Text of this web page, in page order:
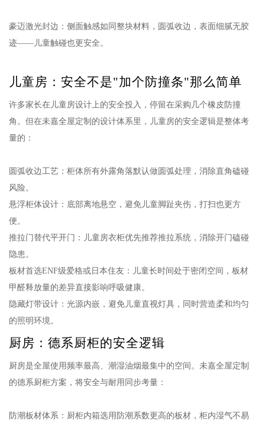
豪迈激光封边：侧面触感如同整块材料，圆弧收边，表面细腻无胶
迹——儿童触碰也更安全。
儿童房：安全不是"加个防撞条"那么简单
许多家长在儿童房设计上的安全投入，停留在采购几个橡皮防撞
角。但在未嘉全屋定制的设计体系里，儿童房的安全逻辑是整体考
量的：
圆弧收边工艺：柜体所有外露角落默认做圆弧处理，消除直角磕碰
风险。
悬浮柜体设计：底部离地悬空，避免儿童脚趾夹伤，打扫也更方
便。
推拉门替代平开门：儿童房衣柜优先推荐推拉系统，消除开门磕碰
隐患。
板材首选ENF级爱格或日本住友：儿童长时间处于密闭空间，板材
甲醛释放量的差异直接影响呼吸健康。
隐藏灯带设计：光源内嵌，避免儿童直视灯具，同时营造柔和均匀
的照明环境。
厨房：德系厨柜的安全逻辑
厨房是全屋使用频率最高、潮湿油烟最集中的空间。未嘉全屋定制
的德系厨柜方案，将安全与耐用同步考量：
防潮板材体系：厨柜内箱选用防潮系数更高的板材，柜内湿气不易